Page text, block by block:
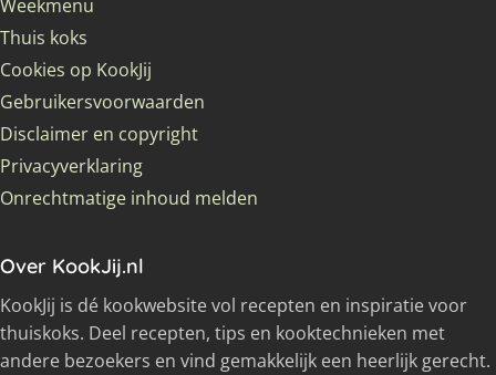
Weekmenu
Thuis koks
Cookies op KookJij
Gebruikersvoorwaarden
Disclaimer en copyright
Privacyverklaring
Onrechtmatige inhoud melden
Over KookJij.nl
KookJij is dé kookwebsite vol recepten en inspiratie voor
thuiskoks. Deel recepten, tips en kooktechnieken met
andere bezoekers en vind gemakkelijk een heerlijk gerecht.